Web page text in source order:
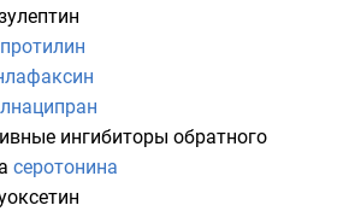
ингибиторы обратного
серотонина